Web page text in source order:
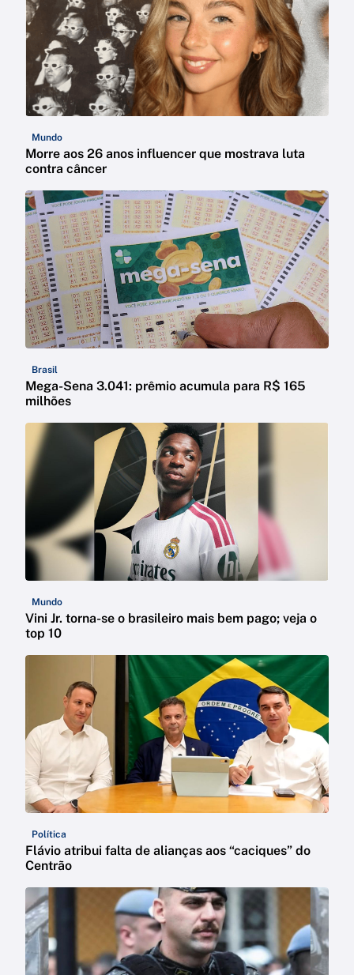
Mundo
Morre aos 26 anos influencer que mostrava luta
contra câncer
Brasil
Mega-Sena 3.041: prêmio acumula para R$ 165
milhões
Mundo
Vini Jr. torna-se o brasileiro mais bem pago; veja o
top 10
Política
Flávio atribui falta de alianças aos “caciques” do
Centrão